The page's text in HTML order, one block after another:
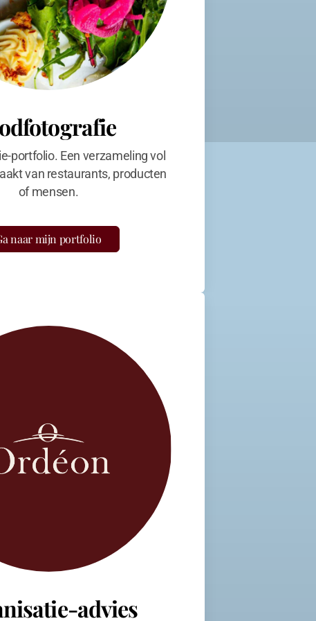
portfolio. Een verzameling vol
van restaurants, producten
of mensen.
naar mijn portfolio
advies